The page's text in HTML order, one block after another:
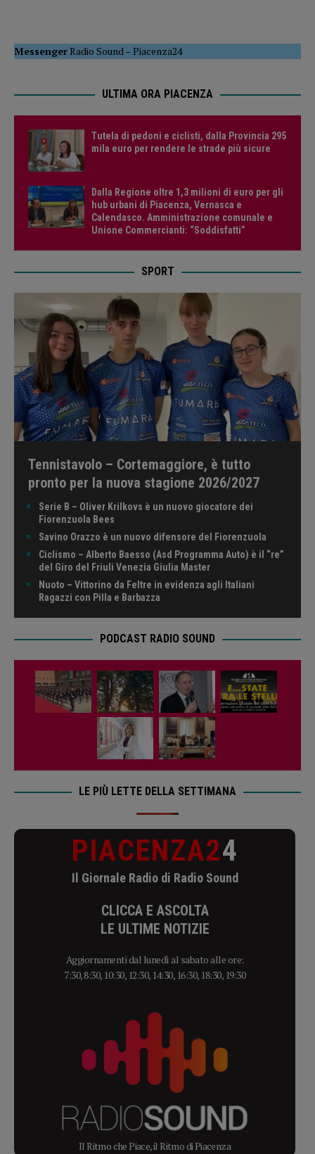
MessengerRadio Sound –Piacenza24
ULTIMA ORA PIACENZA
Tutela di pedoni e ciclisti, dalla Provincia 295
mila euro per rendere le strade più sicure
Dalla Regione oltre 1,3 milioni di euro per gli
hub urbani di Piacenza, Vernasca e
Calendasco. Amministrazione comunale e
Unione Commercianti: “Soddisfatti”
SPORT
Tennistavolo – Cortemaggiore, è tutto
pronto per la nuova stagione 2026/2027
Serie B – Oliver Krilkovs è un nuovo giocatore dei
Fiorenzuola Bees
Savino Orazzo è un nuovo difensore del Fiorenzuola
Ciclismo – Alberto Baesso (Asd Programma Auto) è il “re”
del Giro del Friuli Venezia Giulia Master
Nuoto – Vittorino da Feltre in evidenza agli Italiani
Ragazzi con Pilla e Barbazza
PODCAST RADIO SOUND
LE PIÙ LETTE DELLA SETTIMANA
PIACENZA24
Il Giornale Radio di Radio Sound
CLICCA E ASCOLTA
LE ULTIME NOTIZIE
Aggiornamenti dal lunedì al sabato alle ore:
7:30, 8:30, 10:30, 12:30, 14:30, 16:30, 18:30, 19:30
Il Ritmo che Piace, il Ritmo di Piacenza